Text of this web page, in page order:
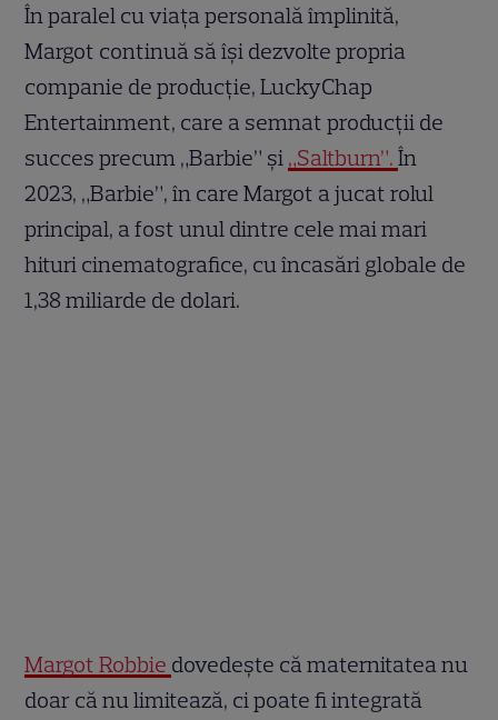
În paralel cu viața personală împlinită,
Margot continuă să își dezvolte propria
companie de producție, LuckyChap
Entertainment, care a semnat producții de
succes precum „Barbie” și „Saltburn”.În
2023, „Barbie”, în care Margot a jucat rolul
principal, a fost unul dintre cele mai mari
hituri cinematografice, cu încasări globale de
1,38 miliarde de dolari.
Margot Robbie dovedește că maternitatea nu
doar că nu limitează, ci poate fi integrată